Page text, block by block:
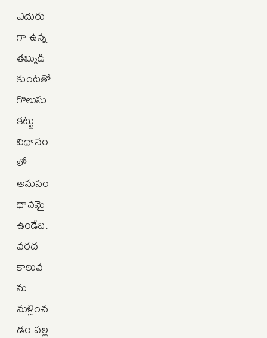
ఎదురు
గా ఉన్న
తమ్మిడి
కుంటతో
గొలుసు
కట్టు
విధానం
లో
అనుసం
ధానమై
ఉండేది.
వరద
కాలువ
ను
మళ్లించ
డం వల్ల